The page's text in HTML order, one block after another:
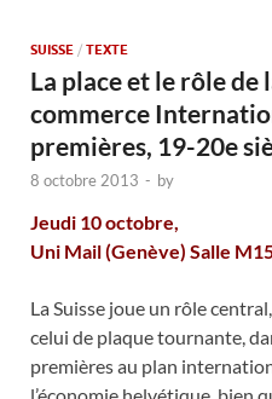
SUISSE / TEXTE
La place et le rôle de
commerce
premières, 19-20e
8 octobre 2013 - by
Jeudi 10 octobre,
Uni Mail (Genève) Salle
La Suisse joue un rôle central,
celui de plaque tournante,
premières au plan